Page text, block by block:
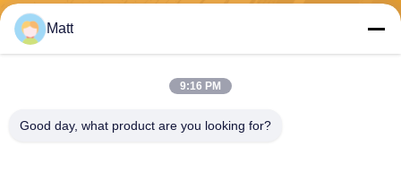
Matt
9:16 PM
Good day, what product are you looking for?